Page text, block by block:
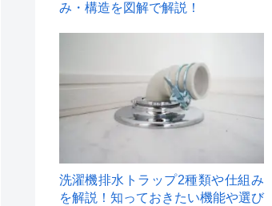
み・構造を図解で解説！
洗濯機排水トラップ2種類や仕組み
を解説！知っておきたい機能や選び